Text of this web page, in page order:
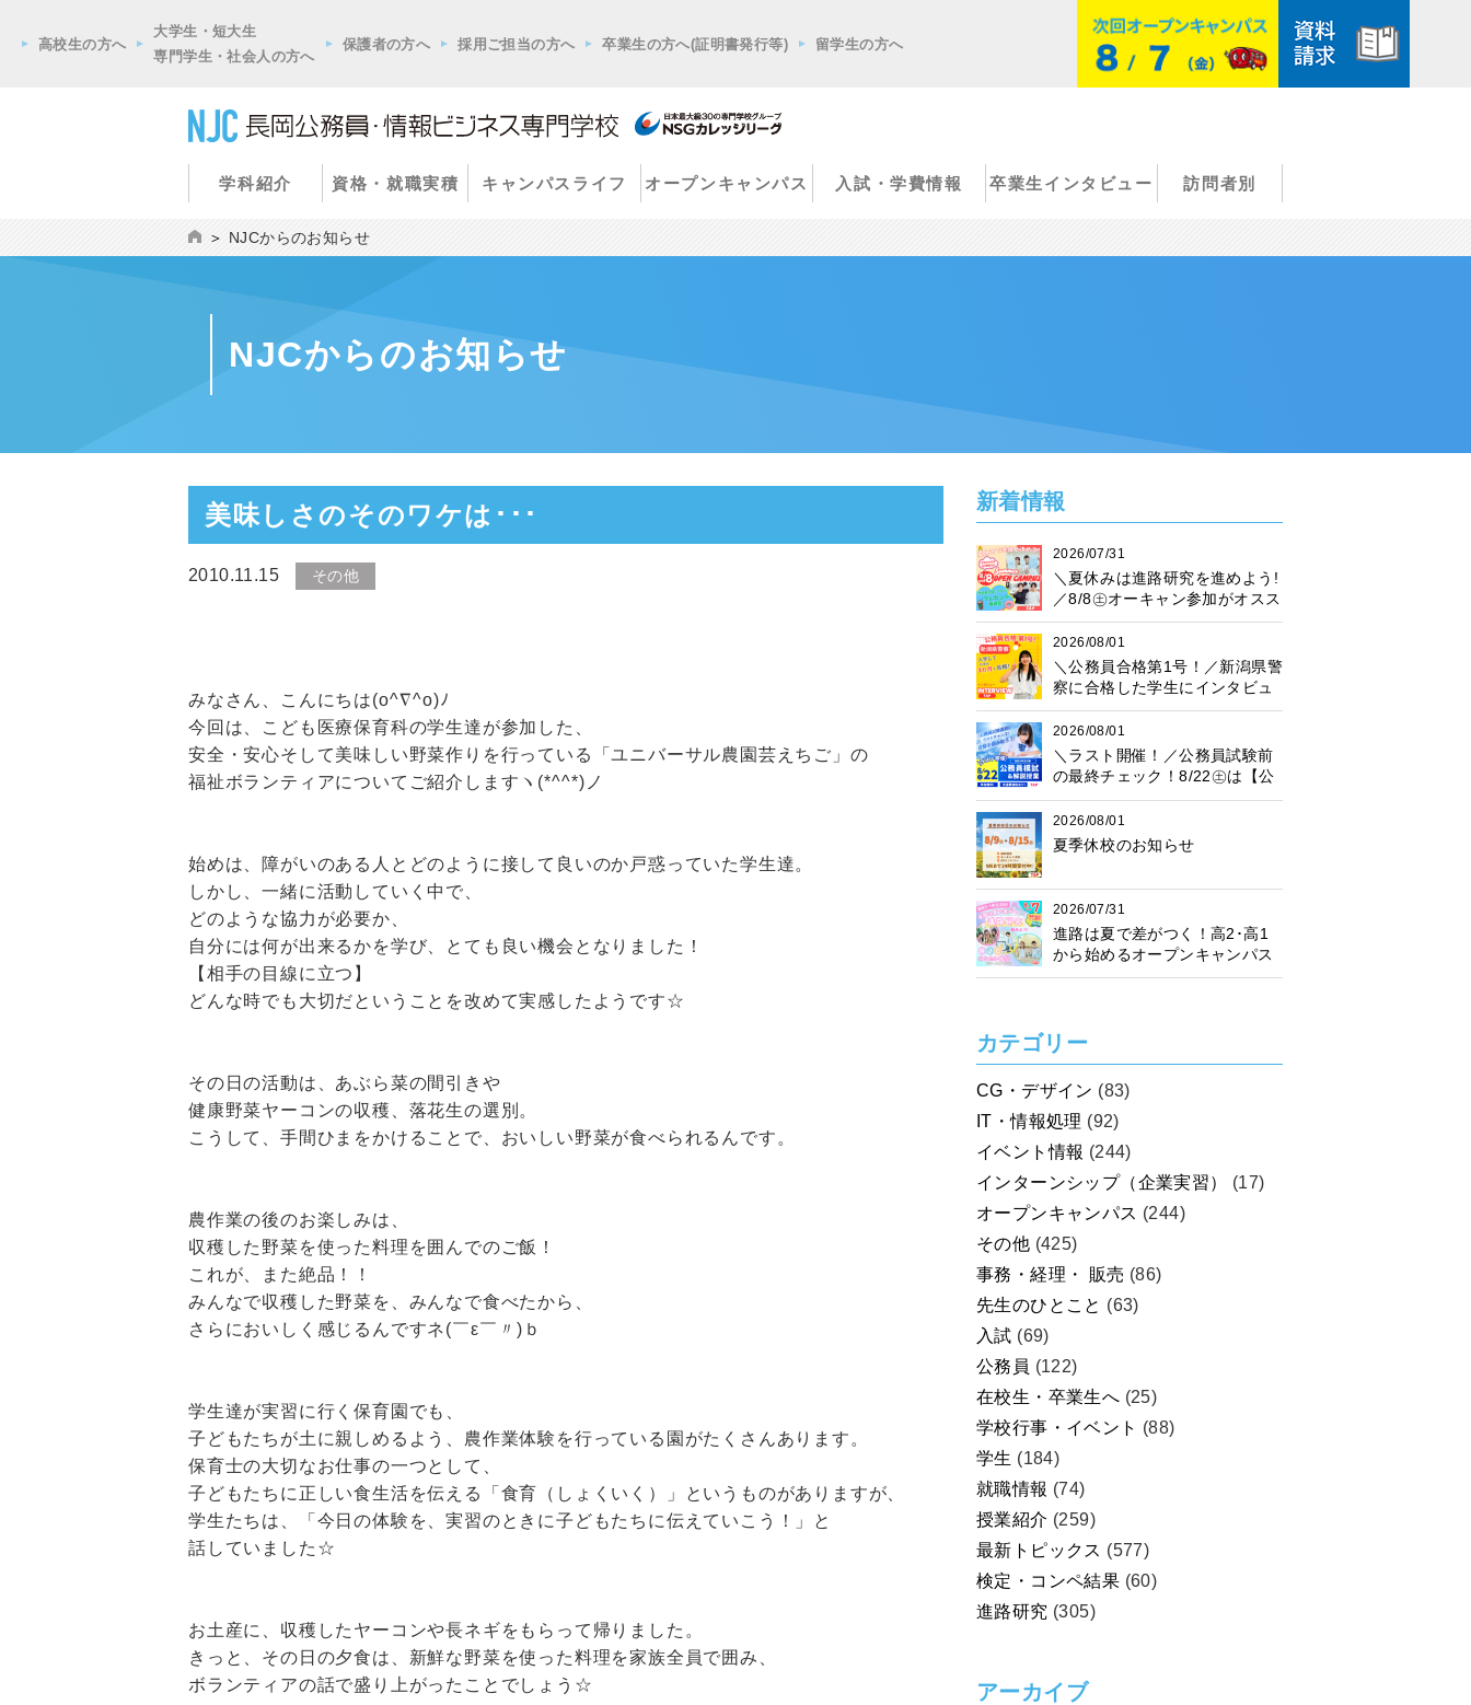
高校生の方へ
大学生・短大生
専門学生・社会人の方へ
保護者の方へ 採用ご担当の方へ 卒業生の方へ(証明書発行等) 留学生の方へ
学科紹介 資格・就職実積 キャンパスライフ オープンキャンパス 入試・学費情報 卒業生インタビュー 訪問者別
NJCからのお知らせ
NJCからのお知らせ
美味しさのそのワケは･･･
2010.11.15 その他
みなさん、こんにちは(o^∇^o)ﾉ
今回は、こども医療保育科の学生達が参加した、
安全・安心そして美味しい野菜作りを行っている「ユニバーサル農園芸えちご」の
福祉ボランティアについてご紹介します ヽ(*^^*)ノ
始めは、障がいのある人とどのように接して良いのか戸惑っていた学生達。
しかし、一緒に活動していく中で、
どのような協力が必要か、
自分には何が出来るかを学び、とても良い機会となりました！
【相手の目線に立つ】
どんな時でも大切だということを改めて実感したようです☆
その日の活動は、あぶら菜の間引きや
健康野菜ヤーコンの収穫、落花生の選別。
こうして、手間ひまをかけることで、おいしい野菜が食べられるんです。
農作業の後のお楽しみは、
収穫した野菜を使った料理を囲んでのご飯！
これが、また絶品！！
みんなで収穫した野菜を、みんなで食べたから、
さらにおいしく感じるんですネ(￣ε￣〃)ｂ
学生達が実習に行く保育園でも、
子どもたちが土に親しめるよう、農作業体験を行っている園がたくさんあります。
保育士の大切なお仕事の一つとして、
子どもたちに正しい食生活を伝える「食育（しょくいく）」というものがありますが、
学生たちは、「今日の体験を、実習のときに子どもたちに伝えていこう！」と
話していました☆
お土産に、収穫したヤーコンや長ネギをもらって帰りました。
きっと、その日の夕食は、新鮮な野菜を使った料理を家族全員で囲み、
ボランティアの話で盛り上がったことでしょう☆
新着情報
2026/07/31
＼夏休みは進路研究を進めよう!
／8/8㊏オーキャン参加がオスス
メ♪プレゼント抽選会も開催中！
2026/08/01
＼公務員合格第1号！／新潟県警
察に合格した学生にインタビュ
ー！
2026/08/01
＼ラスト開催！／公務員試験前
の最終チェック！8/22㊏は【公
務員模試】に参加しよう♪
2026/08/01
夏季休校のお知らせ
2026/07/31
進路は夏で差がつく！高2･高1
から始めるオープンキャンパス
カテゴリー
CG・デザイン (83)
IT・情報処理 (92)
イベント情報 (244)
インターンシップ（企業実習）
(17)
オープンキャンパス (244)
その他 (425)
事務・経理・ 販売 (86)
先生のひとこと (63)
入試 (69)
公務員 (122)
在校生・卒業生へ (25)
学校行事・イベント (88)
学生 (184)
就職情報 (74)
授業紹介 (259)
最新トピックス (577)
検定・コンペ結果 (60)
進路研究 (305)
アーカイブ